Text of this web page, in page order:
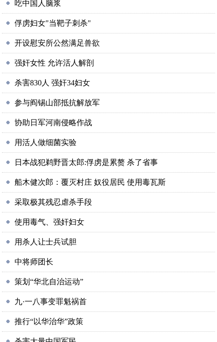
吃中国人脑浆
俘虏妇女"当靶子刺杀"
开设慰安所公然满足兽欲
强奸女性 允许活人解剖
杀害830人 强奸34妇女
参与阎锡山部抵抗解放军
协助日军河南侵略作战
用活人做细菌实验
日本战犯鹈野晋太郎:俘虏是累赘 杀了省事
船木健次郎：覆灭村庄 奴役居民 使用毒瓦斯
采取极其残忍虐杀手段
使用毒气、强奸妇女
用杀人让士兵试胆
中将师团长
策划“华北自治运动”
九·一八事变罪魁祸首
推行“以华治华”政策